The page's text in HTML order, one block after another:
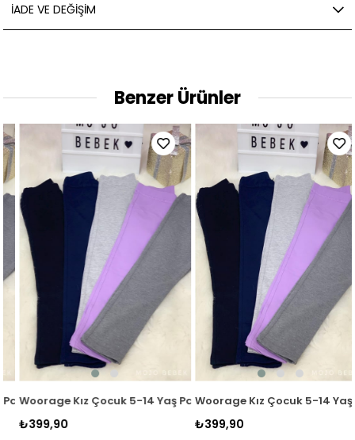
İADE VE DEĞIŞIM
Benzer Ürünler
Tayt Gri
Woorage Kız Çocuk 5-14 Yaş Pamuklu Tayt Lacivert
₺399,90
Woorage Kız Çocuk 5-14 Yaş
₺399,90